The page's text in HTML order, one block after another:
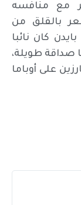
مع منافسه
بالقلق من
كان نائبا
صداقة طويلة،
على أوباما